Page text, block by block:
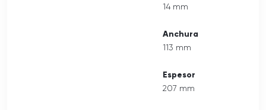
14 mm
Anchura
113 mm
Espesor
207 mm